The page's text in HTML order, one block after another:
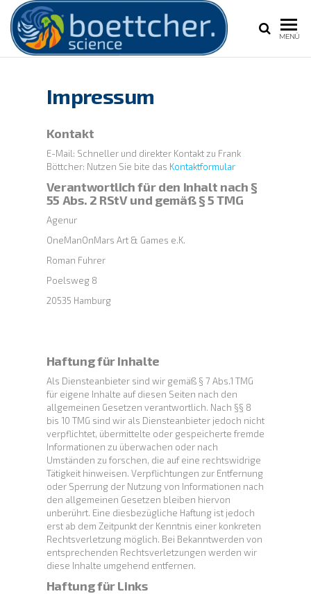
Frank
MENÜ
Impressum
Kontakt
E-Mail: Schneller und direkter Kontakt zu Frank
Böttcher: Nutzen Sie bite das Kontaktformular
Verantwortlich für den Inhalt nach §
55 Abs. 2 RStV und gemäß § 5 TMG
Agenur
OneManOnMars Art & Games e.K.
Roman Fuhrer
Poelsweg 8
20535 Hamburg
Haftung für Inhalte
Als Diensteanbieter sind wir gemäß § 7 Abs.1 TMG
für eigene Inhalte auf diesen Seiten nach den
allgemeinen Gesetzen verantwortlich. Nach §§ 8
bis 10 TMG sind wir als Diensteanbieter jedoch nicht
verpflichtet, übermittelte oder gespeicherte fremde
Informationen zu überwachen oder nach
Umständen zu forschen, die auf eine rechtswidrige
Tätigkeit hinweisen. Verpflichtungen zur Entfernung
oder Sperrung der Nutzung von Informationen nach
den allgemeinen Gesetzen bleiben hiervon
unberührt. Eine diesbezügliche Haftung ist jedoch
erst ab dem Zeitpunkt der Kenntnis einer konkreten
Rechtsverletzung möglich. Bei Bekanntwerden von
entsprechenden Rechtsverletzungen werden wir
diese Inhalte umgehend entfernen.
Haftung für Links